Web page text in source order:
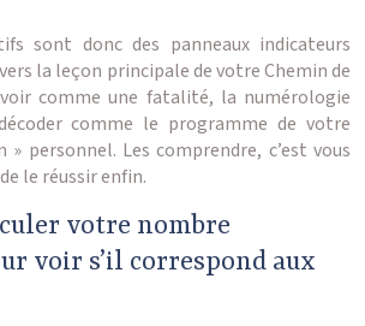
sont donc des panneaux indicateurs
la leçon principale de votre Chemin de
comme une fatalité, la numérologie
comme le programme de votre
» personnel. Les comprendre, c’est vous
le réussir enfin.
votre nombre
voir s’il correspond aux